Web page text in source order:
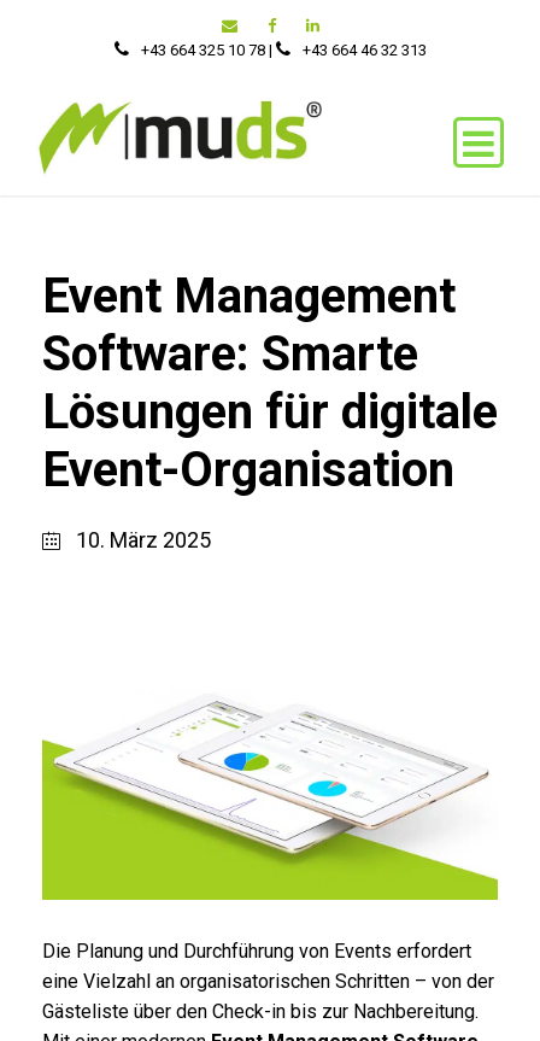
+43 664 325 10 78| ‭+43 664 46 32 313‬
Event Management
Software: Smarte
Lösungen für digitale
Event-Organisation
10. März 2025
Die Planung und Durchführung von Events erfordert
eine Vielzahl an organisatorischen Schritten – von der
Gästeliste über den Check-in bis zur Nachbereitung.